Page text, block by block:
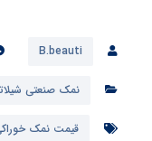
B.beauti
نمک صنعتی
قیمت نمک